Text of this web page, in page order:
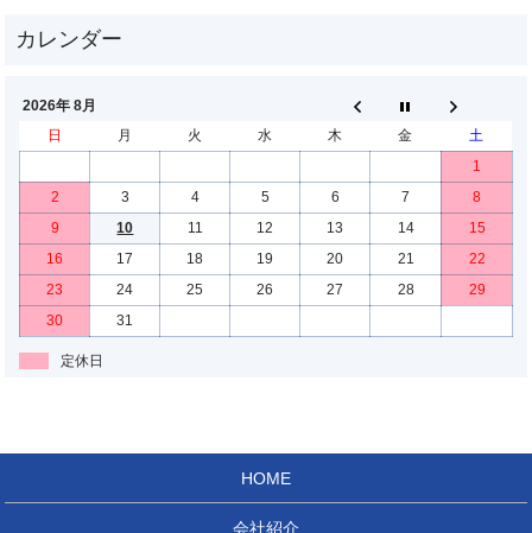
2026年 8月
日
月 火 水 木 金
土
1
2
3 4 5 6 7
8
9
10 11 12 13 14
15
16
17 18 19 20 21
22
23
24 25 26 27 28
29
30
31
定休日
HOME
会社紹介